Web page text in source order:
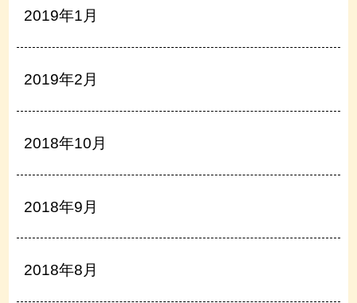
2019年1月
2019年2月
2018年10月
2018年9月
2018年8月